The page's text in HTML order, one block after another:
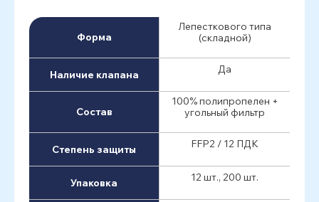
Форма
Лепесткового типа
(складной)
Наличие клапана Да
Состав
100% полипропелен +
угольный фильтр
Степень защиты FFP2 / 12 ПДК
Упаковка 12 шт., 200 шт.